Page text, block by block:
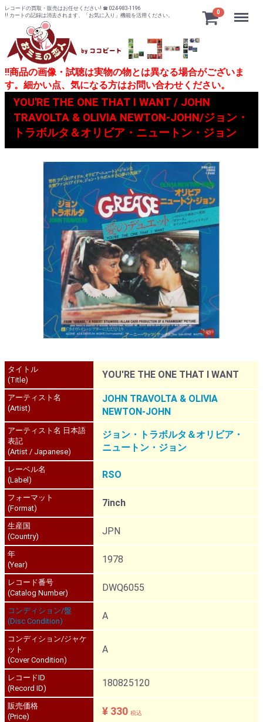
レコードの買取・販売はお任せください! ☎ 024-983-1196
!! カートの記録は消去されます、「お気に入り」機能を活用ください。
0 Menu
!!商品の画像・試聴は実物の物とは異なる場合がございま
す。細かい点、気になる方はお問い合わせください。
YOU'RE THE ONE THAT I WANT / JOHN
TRAVOLTA & OLIVIA NEWTON-JOHN/ジョン・
トラボルタ＆オリビア・ニュートン・ジョン
タイトル
(Title)
YOU'RE THE ONE THAT I WANT
アーティスト名
(Artist)
JOHN TRAVOLTA & OLIVIA
NEWTON-JOHN
アーティスト名 日本語
表記
(Artist / Japanese)
ジョン・トラボルタ＆オリビア・
ニュートン・ジョン
レーベル名
(Label)
RSO
フォーマット
(Format)
7inch
生産国
(Country)
JPN
年
(Year)
1978
レコード番号
(Catalog Number)
DWQ6055
コンディション/盤
(Disc Condition)
A
コンディション/ジャケ
ット
(Cover Condition)
A
レコードID
(Record ID)
180825120
販売価格
(Price)
¥ 330 税込